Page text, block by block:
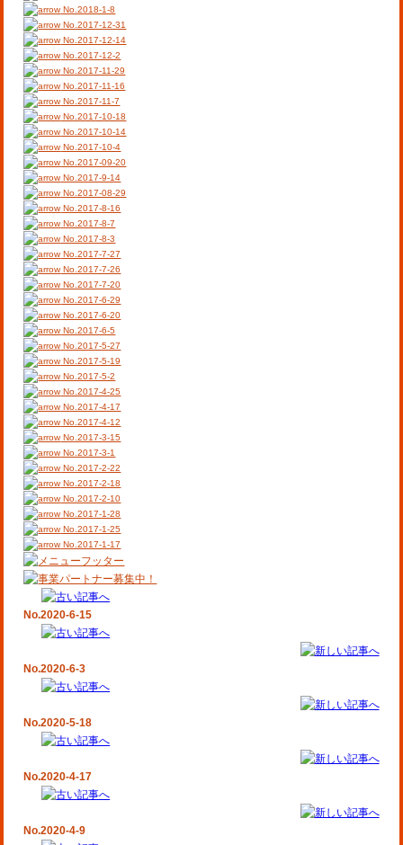
No.2018-1-8
No.2017-12-31
No.2017-12-14
No.2017-12-2
No.2017-11-29
No.2017-11-16
No.2017-11-7
No.2017-10-18
No.2017-10-14
No.2017-10-4
No.2017-09-20
No.2017-9-14
No.2017-08-29
No.2017-8-16
No.2017-8-7
No.2017-8-3
No.2017-7-27
No.2017-7-26
No.2017-7-20
No.2017-6-29
No.2017-6-20
No.2017-6-5
No.2017-5-27
No.2017-5-19
No.2017-5-2
No.2017-4-25
No.2017-4-17
No.2017-4-12
No.2017-3-15
No.2017-3-1
No.2017-2-22
No.2017-2-18
No.2017-2-10
No.2017-1-28
No.2017-1-25
No.2017-1-17
No.2020-6-15
No.2020-6-3
No.2020-5-18
No.2020-4-17
No.2020-4-9